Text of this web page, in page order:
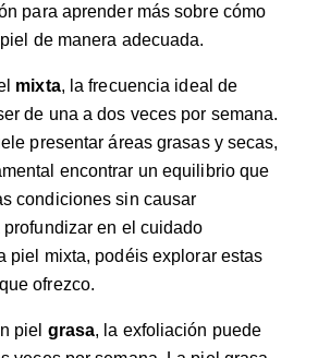
para aprender más sobre cómo
de manera adecuada.
mixta, la frecuencia ideal de
de una a dos veces por semana.
presentar áreas grasas y secas,
encontrar un equilibrio que
condiciones sin causar
en el cuidado
piel mixta, podéis explorar estas
ofrezco.
piel grasa, la exfoliación puede